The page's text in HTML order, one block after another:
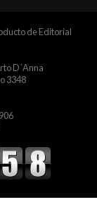
de Editorial
D´Anna
3348